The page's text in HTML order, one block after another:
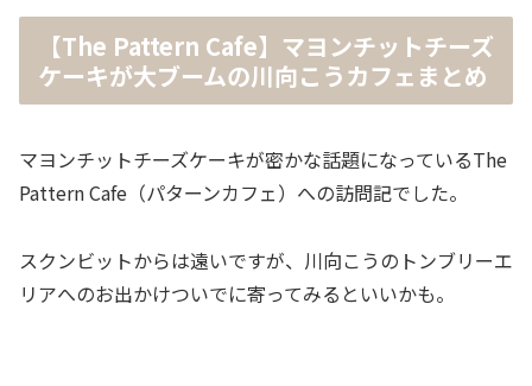
【The Pattern Cafe】マヨンチットチーズ
ケーキが大ブームの川向こうカフェまとめ
マヨンチットチーズケーキが密かな話題になっているThe
Pattern Cafe（パターンカフェ）への訪問記でした。
スクンビットからは遠いですが、川向こうのトンブリーエ
リアへのお出かけついでに寄ってみるといいかも。